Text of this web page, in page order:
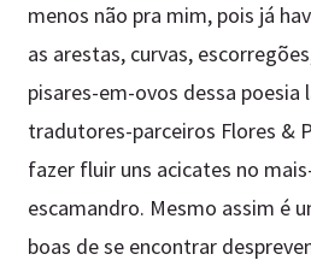
menos não pra mim, pois já
as arestas, curvas,
pisares-em-ovos dessa poesia
tradutores-parceiros Flores &
fazer fluir uns acicates no
escamandro. Mesmo assim é
boas de se encontrar